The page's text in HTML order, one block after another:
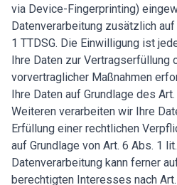
via Device-Fingerprinting)
Datenverarbeitung zusätzlich
1 TTDSG. Die Einwilligung ist
Ihre Daten zur Vertragserfüllung
vorvertraglicher Maßnahmen
Ihre Daten auf Grundlage des
Weiteren verarbeiten wir Ihre
Erfüllung einer rechtlichen
auf Grundlage von Art. 6 Abs. 1
Datenverarbeitung kann ferner
berechtigten Interesses nach